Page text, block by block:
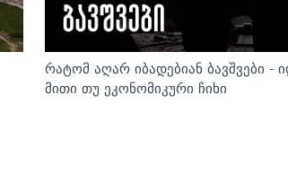
რატომ აღარ იბადებიან ბავშვები
მითი თუ ეკონომიკური ჩიხი